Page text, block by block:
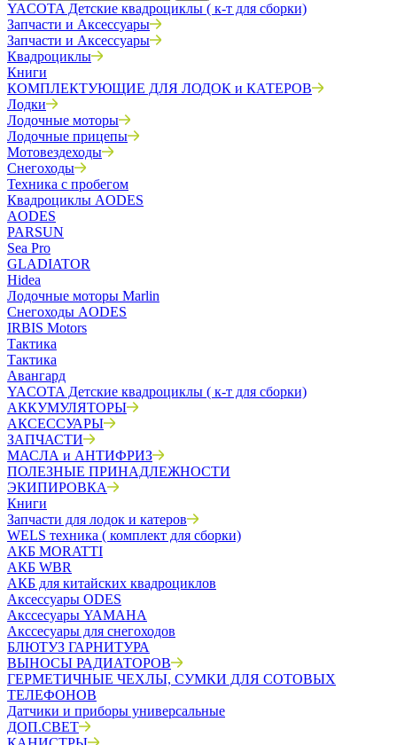
YACOTA Детские квадроциклы ( к-т для сборки)
Запчасти и Аксессуары
Запчасти и Аксессуары
Квадроциклы
Книги
КОМПЛЕКТУЮЩИЕ ДЛЯ ЛОДОК и КАТЕРОВ
Лодки
Лодочные моторы
Лодочные прицепы
Мотовездеходы
Снегоходы
Техника с пробегом
Квадроциклы AODES
AODES
PARSUN
Sea Pro
GLADIATOR
Hidea
Лодочные моторы Marlin
Снегоходы AODES
IRBIS Motors
Тактика
Тактика
Авангард
YACOTA Детские квадроциклы ( к-т для сборки)
АККУМУЛЯТОРЫ
АКСЕССУАРЫ
ЗАПЧАСТИ
МАСЛА и АНТИФРИЗ
ПОЛЕЗНЫЕ ПРИНАДЛЕЖНОСТИ
ЭКИПИРОВКА
Книги
Запчасти для лодок и катеров
WELS техника ( комплект для сборки)
АКБ MORATTI
АКБ WBR
АКБ для китайских квадроциклов
Аксессуары ODES
Акссесуары YAMAHA
Акссесуары для снегоходов
БЛЮТУЗ ГАРНИТУРА
ВЫНОСЫ РАДИАТОРОВ
ГЕРМЕТИЧНЫЕ ЧЕХЛЫ, СУМКИ ДЛЯ СОТОВЫХ
ТЕЛЕФОНОВ
Датчики и приборы универсальные
ДОП.СВЕТ